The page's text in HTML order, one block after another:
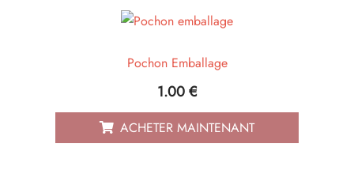
Pochon Emballage
1.00€
ACHETER MAINTENANT